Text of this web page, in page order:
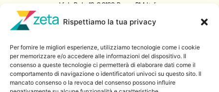
Rispettiamo la tua privacy
Per fornire le migliori esperienze, utilizziamo tecnologie come i cookie
per memorizzare e/o accedere alle informazioni del dispositivo. Il
consenso a queste tecnologie ci permetterà di elaborare dati come il
comportamento di navigazione o identificatori univoci su questo sito. Il
mancato consenso o la revoca del consenso possono influire
Viale Pola, 12, 00198 Roma RM, Italia
06 8522 5358
Iscriviti a
Zeta Data Lab
Iscriviti alla nostra newsletter